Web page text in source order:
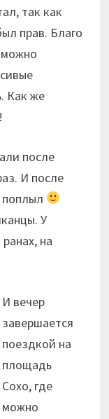
так как
прав. Благо
можно
Как же
после
И после
поплыл
У
на
И вечер
завершается
поездкой на
площадь
Сохо, где
можно